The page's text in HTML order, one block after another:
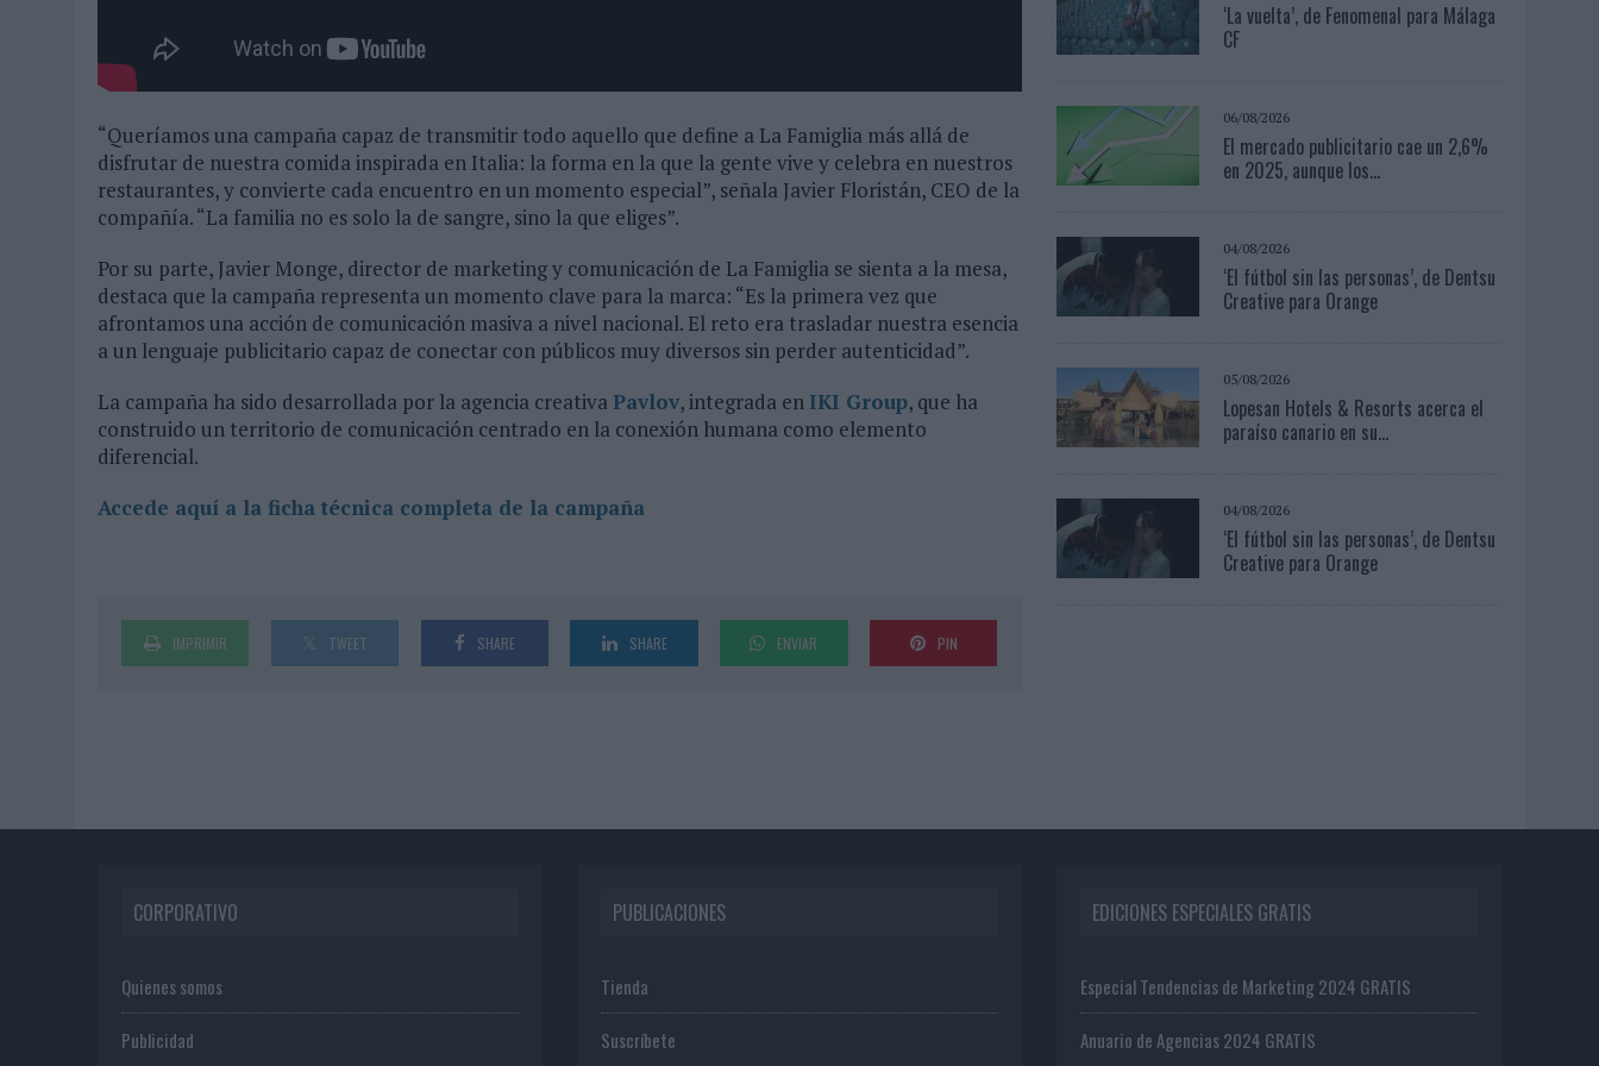
“Queríamos una campaña capaz de transmitir todo aquello que define a La Famiglia más allá de
disfrutar de nuestra comida inspirada en Italia: la forma en la que la gente vive y celebra en nuestros
restaurantes, y convierte cada encuentro en un momento especial”, señala Javier Floristán, CEO de la
compañía. “La familia no es solo la de sangre, sino la que eliges”.
Por su parte, Javier Monge, director de marketing y comunicación de La Famiglia se sienta a la mesa,
destaca que la campaña representa un momento clave para la marca: “Es la primera vez que
afrontamos una acción de comunicación masiva a nivel nacional. El reto era trasladar nuestra esencia
a un lenguaje publicitario capaz de conectar con públicos muy diversos sin perder autenticidad”.
La campaña ha sido desarrollada por la agencia creativa Pavlov, integrada en IKI Group, que ha
construido un territorio de comunicación centrado en la conexión humana como elemento
diferencial.
Accede aquí a la ficha técnica completa de la campaña
IMPRIMIR TWEET SHARE SHARE ENVIAR PIN
‘La vuelta’, de Fenomenal para Málaga
CF
06/08/2026
El mercado publicitario cae un 2,6%
en 2025, aunque los...
04/08/2026
‘El fútbol sin las personas’, de Dentsu
Creative para Orange
05/08/2026
Lopesan Hotels & Resorts acerca el
paraíso canario en su...
04/08/2026
‘El fútbol sin las personas’, de Dentsu
Creative para Orange
CORPORATIVO
Quienes somos
Publicidad
PUBLICACIONES
Tienda
Suscríbete
EDICIONES ESPECIALES GRATIS
Especial Tendencias de Marketing 2024 GRATIS
Anuario de Agencias 2024 GRATIS